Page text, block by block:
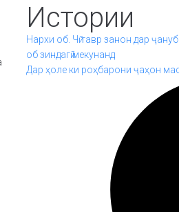
Истории
Нархи об. Чӣ тавр занон дар
об зиндагӣ мекунанд
Дар ҳоле ки роҳбарони ҷаҳон